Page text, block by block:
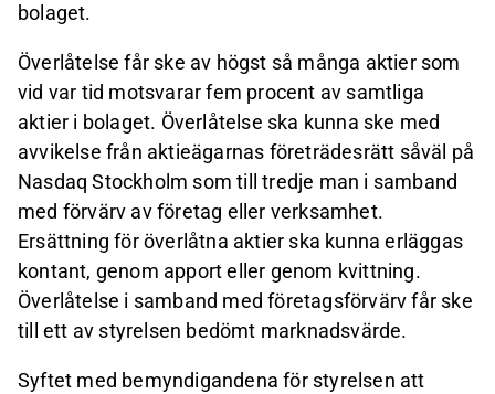
bolaget.
Överlåtelse får ske av högst så många aktier som
vid var tid motsvarar fem procent av samtliga
aktier i bolaget. Överlåtelse ska kunna ske med
avvikelse från aktieägarnas företrädesrätt såväl på
Nasdaq Stockholm som till tredje man i samband
med förvärv av företag eller verksamhet.
Ersättning för överlåtna aktier ska kunna erläggas
kontant, genom apport eller genom kvittning.
Överlåtelse i samband med företagsförvärv får ske
till ett av styrelsen bedömt marknadsvärde.
Syftet med bemyndigandena för styrelsen att